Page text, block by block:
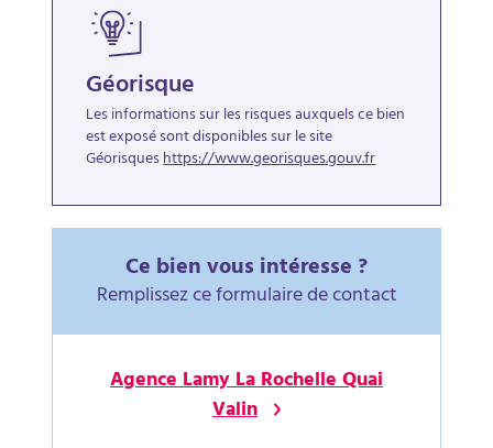
Géorisque
Les informations sur les risques auxquels ce bien
est exposé sont disponibles sur le site
Géorisqueshttps://www.georisques.gouv.fr
Ce bien vous intéresse ?
Remplissez ce formulaire de contact
Agence Lamy La Rochelle Quai
Valin